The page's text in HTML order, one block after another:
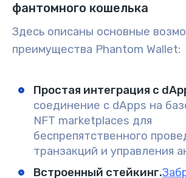
фантомного кошелька
Здесь описаны основные
преимущества Phantom Wallet:
Простая интеграция с
соединение с dApps на
NFT marketplaces для
беспрепятственного
транзакций и управления
Встроенный стейкинг.